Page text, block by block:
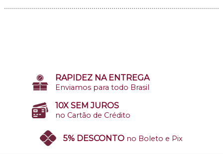
RAPIDEZ NA ENTREGA
Enviamos para todo Brasil
10X SEM JUROS
no Cartão de Crédito
5% DESCONTO no Boleto e Pix